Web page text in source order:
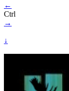
←
Ctrl
→
↓